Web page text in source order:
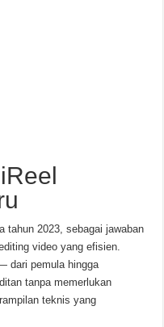
tahun 2023, sebagai jawaban
video yang efisien.
dari pemula hingga
tanpa memerlukan
teknis yang